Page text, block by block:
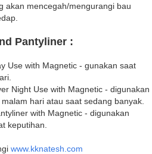
akan mencegah/mengurangi bau
Pantyliner :
Use with Magnetic - gunakan saat
Night Use with Magnetic - digunakan
hari atau saat sedang banyak.
with Magnetic - digunakan
keputihan.
www.kknatesh.com